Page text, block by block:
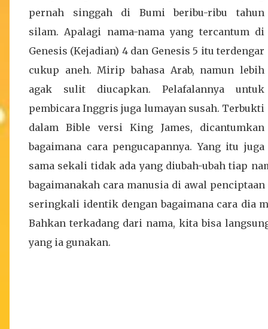
pernah singgah di Bumi beribu-ribu tahun
silam. Apalagi nama-nama yang tercantum di
Genesis (Kejadian) 4 dan Genesis 5 itu terdengar
cukup aneh. Mirip bahasa Arab, namun lebih
agak sulit diucapkan. Pelafalannya untuk
pembicara Inggris juga lumayan susah. Terbukti
dalam Bible versi King James, dicantumkan
bagaimana cara pengucapannya. Yang itu juga
sama sekali tidak ada yang diubah-ubah tiap
bagaimanakah cara manusia di awal
seringkali identik dengan bagaimana cara dia
Bahkan terkadang dari nama, kita bisa
yang ia gunakan.